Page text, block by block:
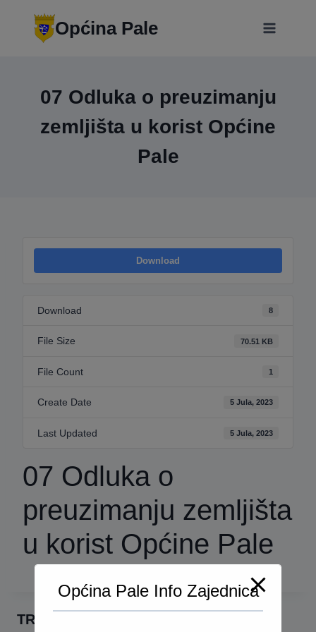
Općina Pale
07 Odluka o preuzimanju
zemljišta u korist Općine
Pale
Download
Download 8
File Size 70.51 KB
File Count 1
Create Date 5 Jula, 2023
Last Updated 5 Jula, 2023
07 Odluka o
preuzimanju zemljišta
u korist Općine Pale
TRAŽI
Općina Pale Info Zajednica